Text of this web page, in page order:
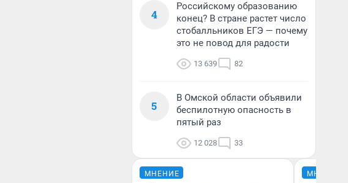
4
Российскому образованию
конец? В стране растет число
стобалльников ЕГЭ — почему
это не повод для радости
13 639 82
5
В Омской области объявили
беспилотную опасность в
пятый раз
12 028 33
МНЕНИЕ МНЕНИЕ